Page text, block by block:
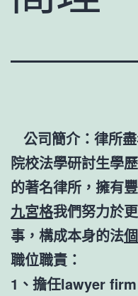
公司簡介：律所
院校法學研討生學
的著名律所，擁有
九宮格我們努力於
事，構成本身的法
職位職責：
1、擔任lawyer